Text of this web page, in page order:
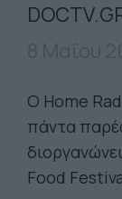
Ο Home
πάντα
Food